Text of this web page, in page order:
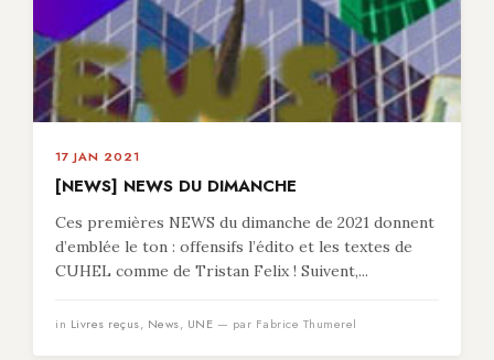
17 JAN 2021
[NEWS] NEWS DU DIMANCHE
Ces premières NEWS du dimanche de 2021 donnent
d’emblée le ton : offensifs l’édito et les textes de
CUHEL comme de Tristan Felix ! Suivent,...
in Livres reçus, News, UNE — par Fabrice Thumerel